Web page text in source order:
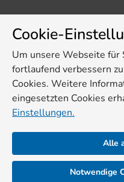
Cookie-
Um unsere Webseite für
fortlaufend verbessern
Cookies. Weitere
eingesetzten Cookies
Einstellungen.
Alle
Notwendige